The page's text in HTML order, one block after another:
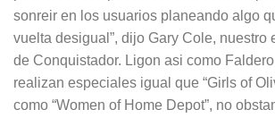
sonreir en los usuarios planeando algo
vuelta desigual”, dijo Gary Cole, nuestro
de Conquistador. Ligon asi­ como
realizan especiales igual que “Girls of
como “Women of Home Depot”, no